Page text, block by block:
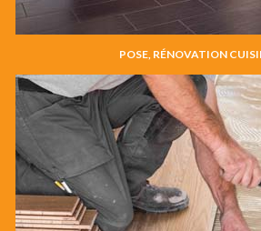
POSE, RÉNOVATION